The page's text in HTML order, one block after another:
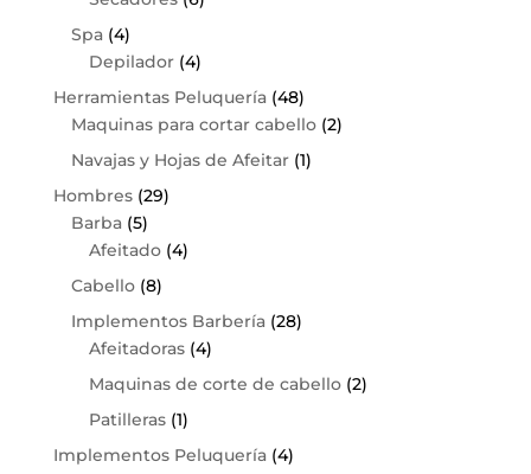
Spa (4)
Depilador (4)
Herramientas Peluquería (48)
Maquinas para cortar cabello (2)
Navajas y Hojas de Afeitar (1)
Hombres (29)
Barba (5)
Afeitado (4)
Cabello (8)
Implementos Barbería (28)
Afeitadoras (4)
Maquinas de corte de cabello (2)
Patilleras (1)
Implementos Peluquería (4)